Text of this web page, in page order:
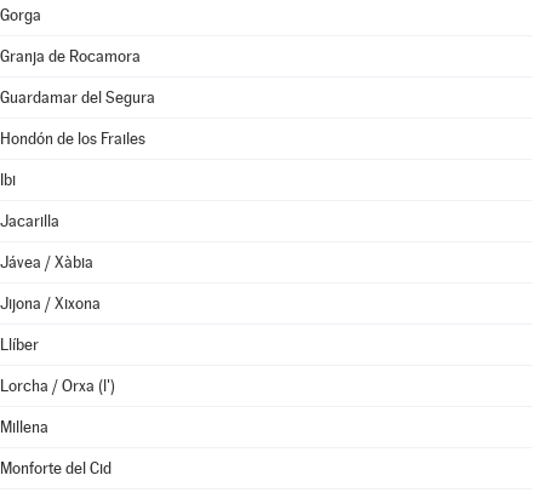
Gorga
Granja de Rocamora
Guardamar del Segura
Hondón de los Frailes
Ibi
Jacarilla
Jávea / Xàbia
Jijona / Xixona
Llíber
Lorcha / Orxa (l')
Millena
Monforte del Cid